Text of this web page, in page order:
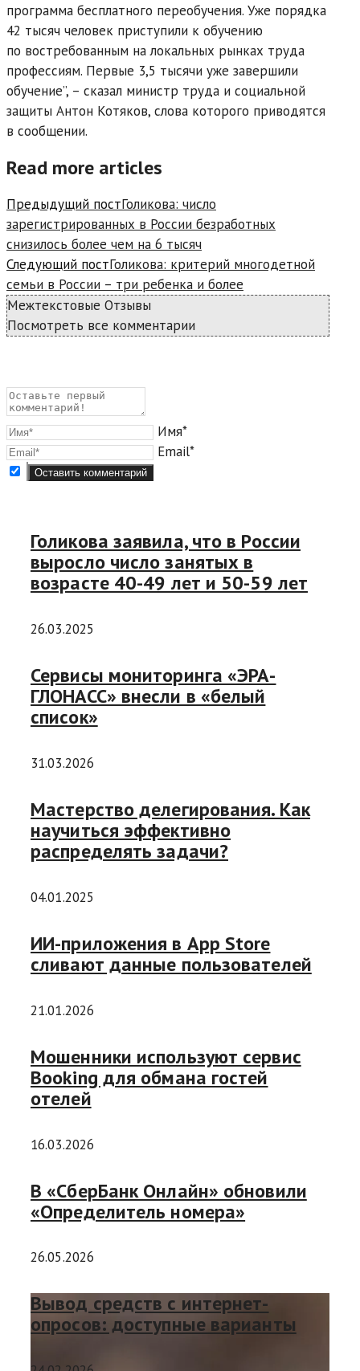
программа бесплатного переобучения. Уже порядка
42 тысяч человек приступили к обучению
по востребованным на локальных рынках труда
профессиям. Первые 3,5 тысячи уже завершили
обучение”, – сказал министр труда и социальной
защиты Антон Котяков, слова которого приводятся
в сообщении.
Read more articles
Предыдущий постГоликова: число
зарегистрированных в России безработных
снизилось более чем на 6 тысяч
Следующий постГоликова: критерий многодетной
семьи в России – три ребенка и более
Межтекстовые Отзывы
Посмотреть все комментарии
Имя*
Email*
Голикова заявила, что в России
выросло число занятых в
возрасте 40-49 лет и 50-59 лет
26.03.2025
Сервисы мониторинга «ЭРА-
ГЛОНАСС» внесли в «белый
список»
31.03.2026
Мастерство делегирования. Как
научиться эффективно
распределять задачи?
04.01.2025
ИИ-приложения в App Store
сливают данные пользователей
21.01.2026
Мошенники используют сервис
Booking для обмана гостей
отелей
16.03.2026
В «СберБанк Онлайн» обновили
«Определитель номера»
26.05.2026
Вывод средств с интернет-
опросов: доступные варианты